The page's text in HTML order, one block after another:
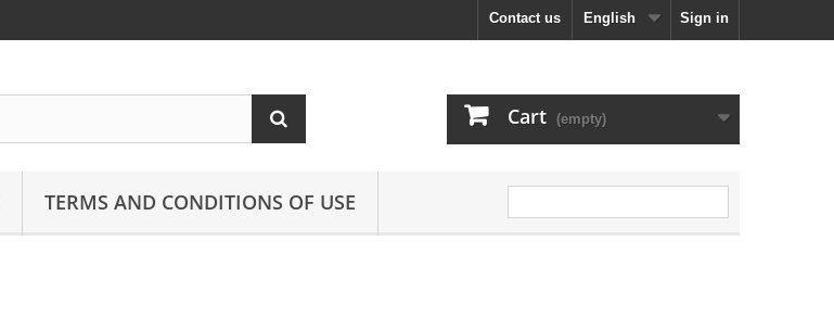
Sign in
English
Contact us
Cart (empty)
TERMS AND CONDITIONS OF USE